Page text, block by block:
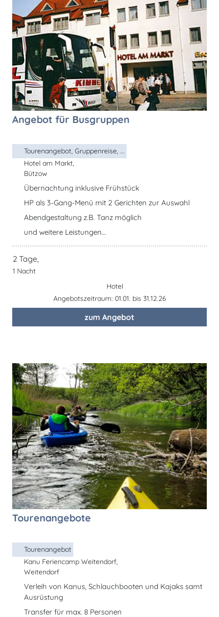
Angebot für Busgruppen
Tourenangebot, Gruppenreise, ...
Hotel am Markt,
Bützow
Übernachtung inklusive Frühstück
HP als 3-Gang-Menü mit 2 Gerichten zur Auswahl
Abendgestaltung z.B. Tanz möglich
und weitere Leistungen...
2 Tage,
1 Nacht
Hotel
Angebotszeitraum: 01.01. bis 31.12.26
zum Angebot
Tourenangebote
Tourenangebot
Kanu Feriencamp Weitendorf,
Weitendorf
Verleih von Kanus, Schlauchbooten und Kajaks samt
Ausrüstung
Transfer für max. 8 Personen